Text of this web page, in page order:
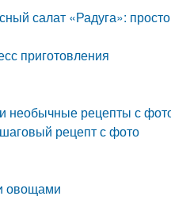
салат «Радуга»:
приготовления
необычные рецепты с
рецепт с фото
овощами